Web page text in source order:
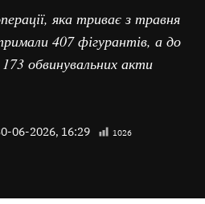
яка триває з травня
407 фігурантів, а до
обвинувальних акти
06-2026, 16:29 1026